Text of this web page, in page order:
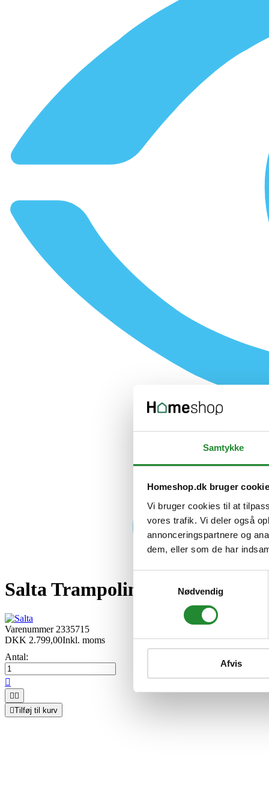
Samtykke
Homeshop.dk bruger
Vi bruger cookies til at
vores trafik. Vi deler også
annonceringspartnere og
dem, eller som de har
Nødvendig
Afvis
Salta Trampolin Cosmos Ø366
Varenummer 2335715
DKK 2.799,00Inkl. moms
Antal:

 
Tilføj til kurv